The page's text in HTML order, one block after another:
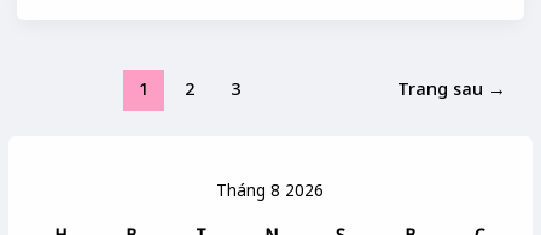
Tháng 8 2026
1 2 3 Trang sau →